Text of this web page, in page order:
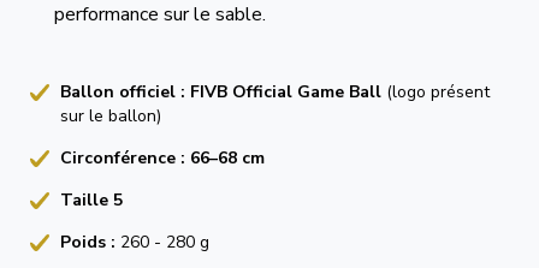
performance sur le sable.
Ballon officiel : FIVB Official Game Ball (logo présent
sur le ballon)
Circonférence : 66–68 cm
Taille 5
Poids : 260 - 280 g